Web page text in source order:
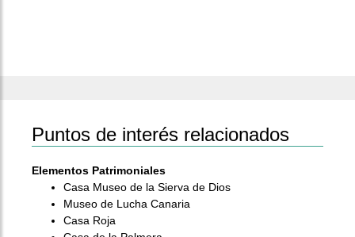
Puntos de interés relacionados
Elementos Patrimoniales
Casa Museo de la Sierva de Dios
Museo de Lucha Canaria
Casa Roja